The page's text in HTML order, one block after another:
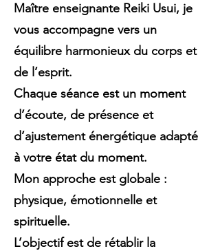
Maître enseignante Reiki Usui, je
vous accompagne vers un
équilibre harmonieux du corps et
de l’esprit.
Chaque séance est un moment
d’écoute, de présence et
d’ajustement énergétique adapté
à votre état du moment.
Mon approche est globale :
physique, émotionnelle et
spirituelle.
L’objectif est de rétablir la